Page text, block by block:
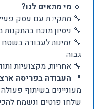
🔹 מי מתאים לנו?
🔧 מתקינ.ת עם עסק
🔧 ניסיון מוכח
🔧 זמינות לעבודה
גבוה
🔧 אחריות, מקצועיות
📍 העבודה בפריסה
מעוניינים בשיתוף פעולה
שלחו פרטים ונשמח